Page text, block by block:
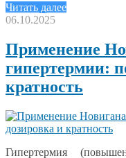
Читать далее
06.10.2025
Применение
гипертермии:
кратность
Гипертермия